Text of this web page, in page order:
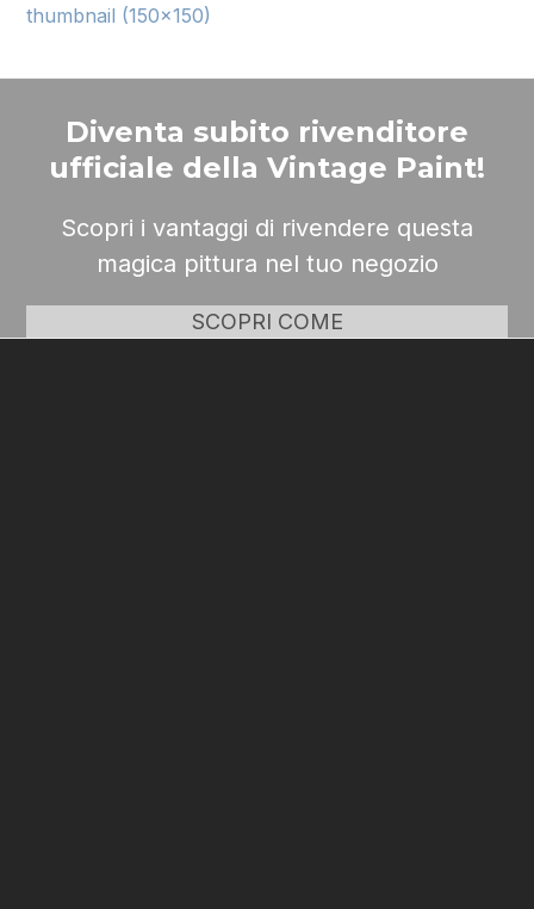
thumbnail (150x150)
Diventa subito rivenditore
ufficiale della Vintage Paint!
Scopri i vantaggi di rivendere questa
magica pittura nel tuo negozio
SCOPRI COME